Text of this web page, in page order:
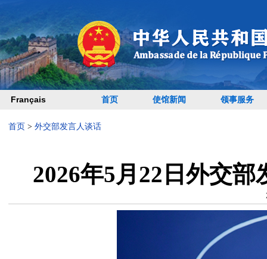
Français 首页 使馆新闻 领事服务
首页 > 外交部发言人谈话
2026年5月22日外交